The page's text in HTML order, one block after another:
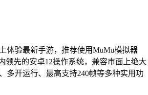
体验最新手游，推荐使用MuMu模拟器
领先的安卓12操作系统，兼容市面上绝大
多开运行、最高支持240帧等多种实用功